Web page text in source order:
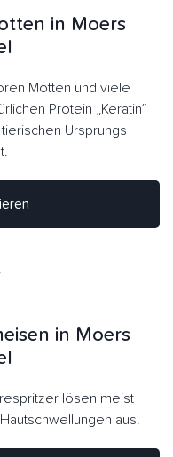
in Moers
Motten und viele
Protein „Keratin“
Ursprungs
in Moers
lösen meist
aus.